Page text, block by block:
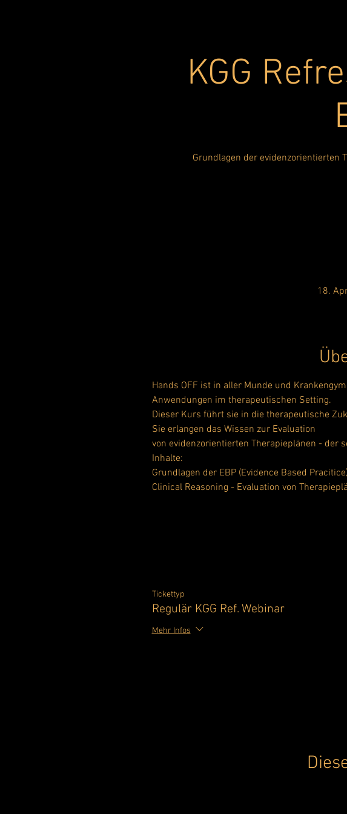
KGG
Grundlagen der evidenzorientierten
18.
Hands OFF ist in aller Munde und
Dieser Kurs führt sie in die therapeutische
Sie erlangen das Wissen zur Evaluation
von evidenzorientierten Therapieplänen - der
Inhalte:
Grundlagen der EBP (Evidence Based
Clinical Reasoning - Evaluation von
Tickettyp
Regulär KGG Ref. Webinar
Mehr Infos